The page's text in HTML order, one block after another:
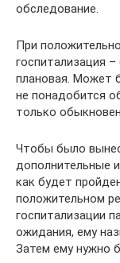
обследование.
При
госпитализация –
плановая. Может
не понадобится
только
Чтобы было
дополнительные
как будет
положительном
госпитализации
ожидания, ему
Затем ему нужно